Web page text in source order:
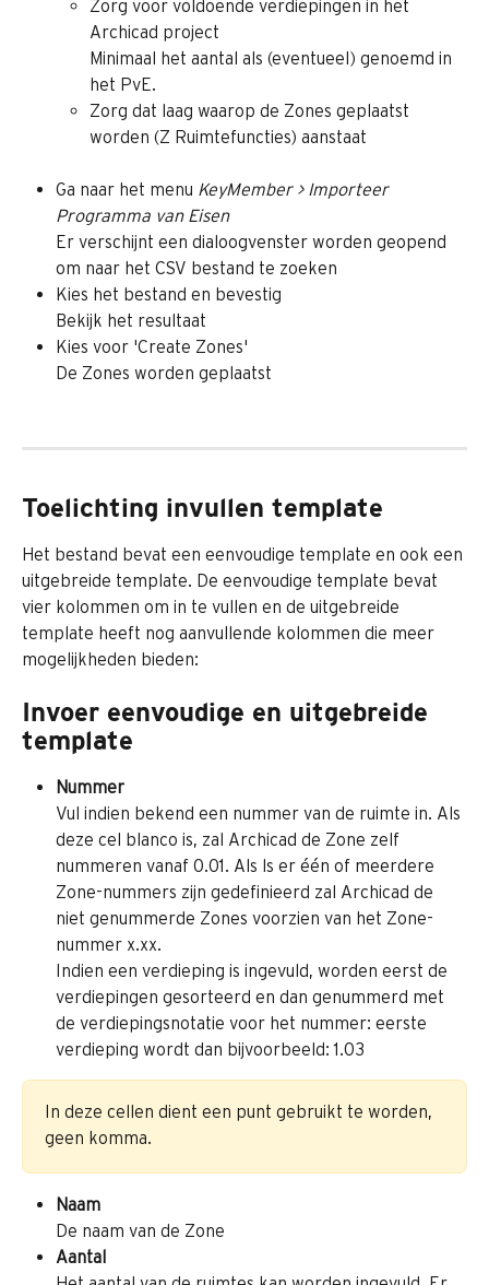
Zorg voor voldoende verdiepingen in het
Archicad project
Minimaal het aantal als (eventueel) genoemd in
het PvE.
Zorg dat laag waarop de Zones geplaatst
worden (Z Ruimtefuncties) aanstaat
Ga naar het menu KeyMember > Importeer
Programma van Eisen
Er verschijnt een dialoogvenster worden geopend
om naar het CSV bestand te zoeken
Kies het bestand en bevestig
Bekijk het resultaat
Kies voor 'Create Zones'
De Zones worden geplaatst
Toelichting invullen template
Het bestand bevat een eenvoudige template en ook een
uitgebreide template. De eenvoudige template bevat
vier kolommen om in te vullen en de uitgebreide
template heeft nog aanvullende kolommen die meer
mogelijkheden bieden:
Invoer eenvoudige en uitgebreide
template
Nummer
Vul indien bekend een nummer van de ruimte in. Als
deze cel blanco is, zal Archicad de Zone zelf
nummeren vanaf 0.01. Als ls er één of meerdere
Zone-nummers zijn gedefinieerd zal Archicad de
niet genummerde Zones voorzien van het Zone-
nummer x.xx.
Indien een verdieping is ingevuld, worden eerst de
verdiepingen gesorteerd en dan genummerd met
de verdiepingsnotatie voor het nummer: eerste
verdieping wordt dan bijvoorbeeld: 1.03
In deze cellen dient een punt gebruikt te worden,
geen komma.
Naam
De naam van de Zone
Aantal